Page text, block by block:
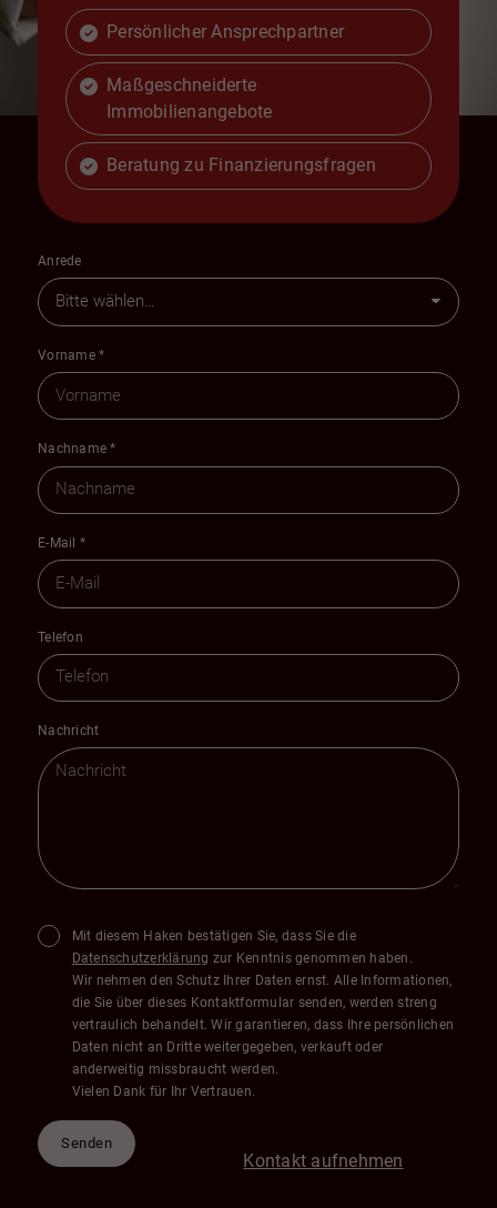
Kontakt aufnehmen
Persönlicher Ansprechpartner
Maßgeschneiderte
Immobilienangebote
Beratung zu Finanzierungsfragen
Anrede
Vorname*
Nachname*
E-Mail *
Telefon
Nachricht
Mit diesem Haken bestätigen Sie, dass Sie die
Datenschutzerklärung zur Kenntnis genommen haben.
Wir nehmen den Schutz Ihrer Daten ernst. Alle Informationen,
die Sie über dieses Kontaktformular senden, werden streng
vertraulich behandelt. Wir garantieren, dass Ihre persönlichen
Daten nicht an Dritte weitergegeben, verkauft oder
anderweitig missbraucht werden.
Vielen Dank für Ihr Vertrauen.
Senden